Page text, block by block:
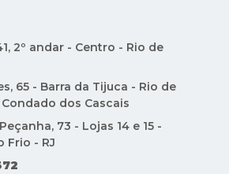
2º andar - Centro - Rio de
65 - Barra da Tijuca - Rio de
dos Cascais
73 - Lojas 14 e 15 -
Frio - RJ